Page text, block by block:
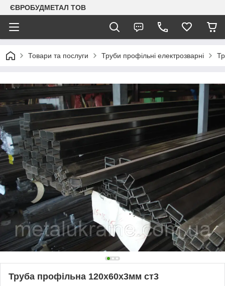
ЄВРОБУДМЕТАЛ ТОВ
Товари та послуги Труби профільні електрозварні
Труба профільна 120х60х3мм ст3